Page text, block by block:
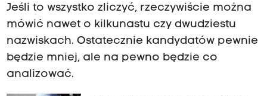
Jeśli to wszystko zliczyć, rzeczywiście można
mówić nawet o kilkunastu czy dwudziestu
nazwiskach. Ostatecznie kandydatów pewnie
będzie mniej, ale na pewno będzie co
analizować.